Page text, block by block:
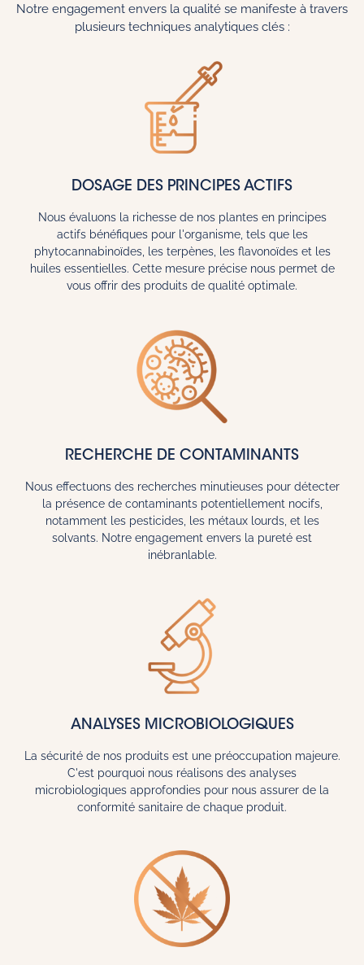
Notre engagement envers la qualité se manifeste à travers
plusieurs techniques analytiques clés :
DOSAGE DES PRINCIPES ACTIFS
Nous évaluons la richesse de nos plantes en principes
actifs bénéfiques pour l'organisme, tels que les
phytocannabinoïdes, les terpènes, les flavonoïdes et les
huiles essentielles. Cette mesure précise nous permet de
vous offrir des produits de qualité optimale.
RECHERCHE DE CONTAMINANTS
Nous effectuons des recherches minutieuses pour détecter
la présence de contaminants potentiellement nocifs,
notamment les pesticides, les métaux lourds, et les
solvants. Notre engagement envers la pureté est
inébranlable.
ANALYSES MICROBIOLOGIQUES
La sécurité de nos produits est une préoccupation majeure.
C'est pourquoi nous réalisons des analyses
microbiologiques approfondies pour nous assurer de la
conformité sanitaire de chaque produit.